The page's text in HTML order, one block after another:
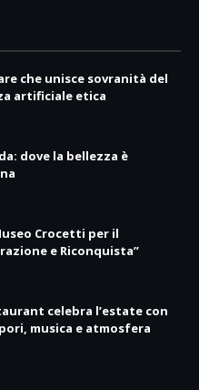
che unisce sovranità del
artificiale etica
dove la bellezza è
Crocetti per il
e Riconquista”
celebra l’estate con
musica e atmosfera